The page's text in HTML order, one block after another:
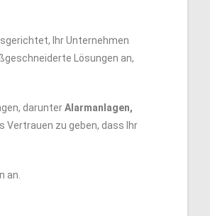
Ihr Unternehmen
Lösungen an,
darunterAlarmanlagen,
Vertrauen zu geben, dass Ihr
an.